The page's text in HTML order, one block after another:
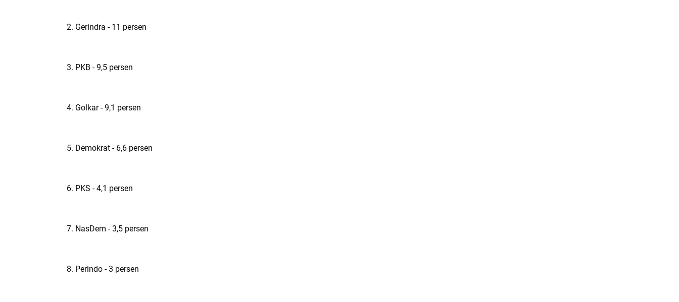
2. Gerindra - 11 persen
3. PKB - 9,5 persen
4. Golkar - 9,1 persen
5. Demokrat - 6,6 persen
6. PKS - 4,1 persen
7. NasDem - 3,5 persen
8. Perindo - 3 persen